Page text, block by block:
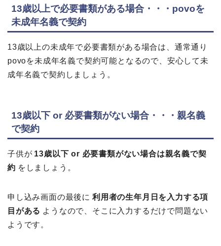
13歳以上で必要書類がある場合・・・povoを
未成年名義で契約
13歳以上の未成年で必要書類がある場合は、通常通り
povoを未成年名義で契約可能となるので、安心して未
成年名義で契約しましょう。
13歳以下 or 必要書類がない場合・・・親名義
で契約
子供が 13歳以下 or 必要書類がない場合は親名義で契
約 をしましょう。
申し込み画面の最後に 利用者の生年月日を入力する項
目がある ようなので、そこに入力するだけで問題ない
ようです。